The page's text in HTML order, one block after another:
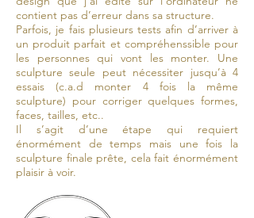
contient pas d’erreur dans sa structure.
Parfois, je fais plusieurs tests afin d’arriver à
un produit parfait et compréhenssible pour
les personnes qui vont les monter. Une
sculpture seule peut nécessiter jusqu’à 4
essais (c.a.d monter 4 fois la même
sculpture) pour corriger quelques formes,
faces, tailles, etc..
Il s’agit d’une étape qui requiert
énormément de temps mais une fois la
sculpture finale prête, cela fait énormément
plaisir à voir.